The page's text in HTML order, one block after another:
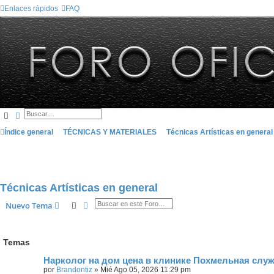
Enlaces rápidos FAQ
BuscarBúsqueda avanzada
Índice general TÉCNICAS Y MATERIALES Técnicas Artísticas en general
Técnicas Artísticas en general
Nuevo Tema BuscarBúsqueda avanzada
Temas
Нарколог на дом цена в клинике Похмельная
por Brandontiz » Mié Ago 05, 2026 11:29 pm